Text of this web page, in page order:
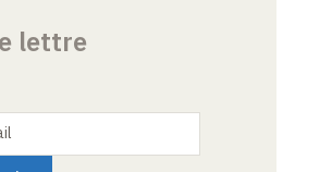
lettre